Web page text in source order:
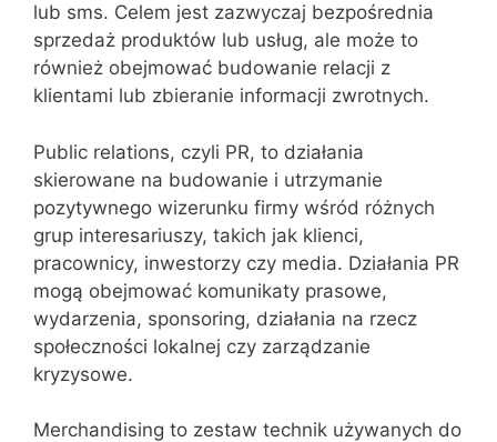
lub sms. Celem jest zazwyczaj bezpośrednia
sprzedaż produktów lub usług, ale może to
również obejmować budowanie relacji z
klientami lub zbieranie informacji zwrotnych.
Public relations, czyli PR, to działania
skierowane na budowanie i utrzymanie
pozytywnego wizerunku firmy wśród różnych
grup interesariuszy, takich jak klienci,
pracownicy, inwestorzy czy media. Działania PR
mogą obejmować komunikaty prasowe,
wydarzenia, sponsoring, działania na rzecz
społeczności lokalnej czy zarządzanie
kryzysowe.
Merchandising to zestaw technik używanych do